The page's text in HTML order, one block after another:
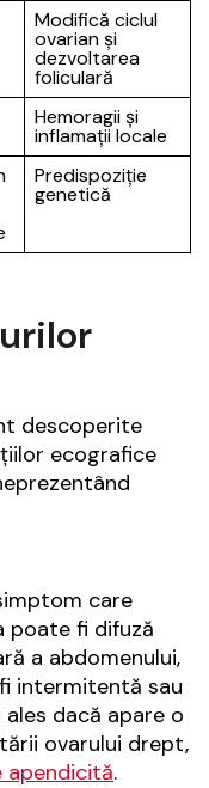
Modifică ciclul
ovarian și
dezvoltarea
foliculară
Hemoragii și
inflamații locale
Predispoziție
genetică
descoperite
ecografice
care
poate fi difuză
a abdomenului,
intermitentă sau
dacă apare o
ovarului drept,
apendicită.